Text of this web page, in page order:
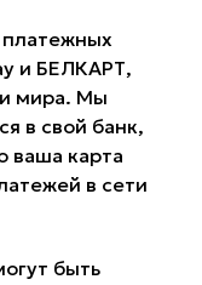
и БЕЛКАРТ,
мира. Мы
в свой банк,
ваша карта
в сети
быть